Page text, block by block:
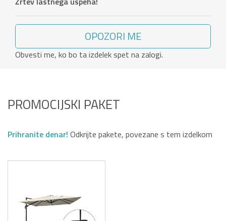
OPOZORI ME
Obvesti me, ko bo ta izdelek spet na zalogi.
PROMOCIJSKI PAKET
Prihranite denar! Odkrijte pakete, povezane s tem izdelkom